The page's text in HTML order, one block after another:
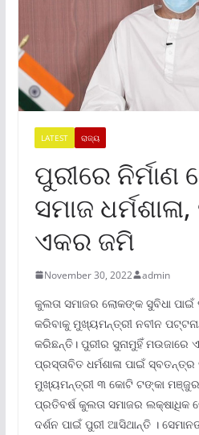
LATEST ରାଜ୍ୟ
ପୁରୀରେ ନିର୍ମାଣ
ସମାଜ
ଏକର ଜମି
November 30, 2022 admin
କୁଲତା ସମାଜର ଲୋକଙ୍କ ସୁବିଧା ପାଇଁ
କରିବାକୁ ମୁଖ୍ୟମନ୍ତ୍ରୀ ନବୀନ
କରିଛନ୍ତି। ପୁରୀର ସୁନାମୁହିଁ ମଉଜାରେ
ପ୍ରସ୍ତାବିତ ଧର୍ମଶାଳା ପାଇଁ
ମୁଖ୍ୟମନ୍ତ୍ରୀ ୩ କୋଟି ଟଙ୍କା
ପ୍ରତିବର୍ଷ କୁଲତା ସମାଜର ଲକ୍ଷାଧିକ
ଦର୍ଶନ ପାଇଁ ପୁରୀ ଆସିଥାନ୍ତି ।